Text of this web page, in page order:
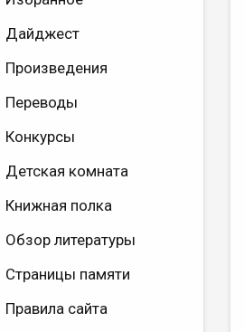
Дайджест
Произведения
Переводы
Конкурсы
Детская комната
Книжная полка
Обзор литературы
Страницы памяти
Правила сайта